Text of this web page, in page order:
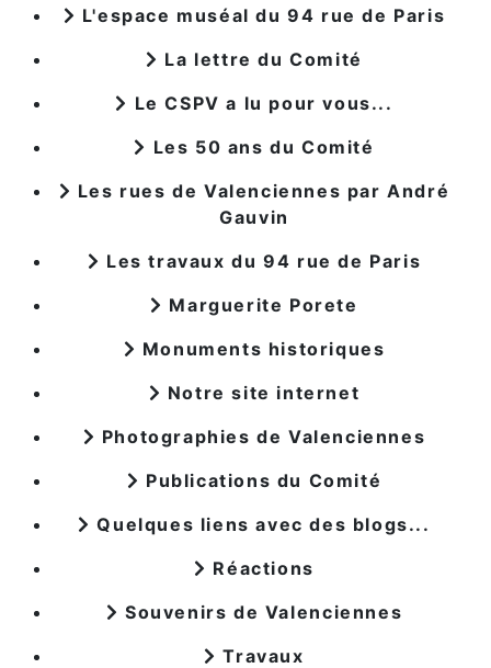
L'espace muséal du 94 rue de Paris
La lettre du Comité
Le CSPV a lu pour vous...
Les 50 ans du Comité
Les rues de Valenciennes par André
Gauvin
Les travaux du 94 rue de Paris
Marguerite Porete
Monuments historiques
Notre site internet
Photographies de Valenciennes
Publications du Comité
Quelques liens avec des blogs...
Réactions
Souvenirs de Valenciennes
Travaux